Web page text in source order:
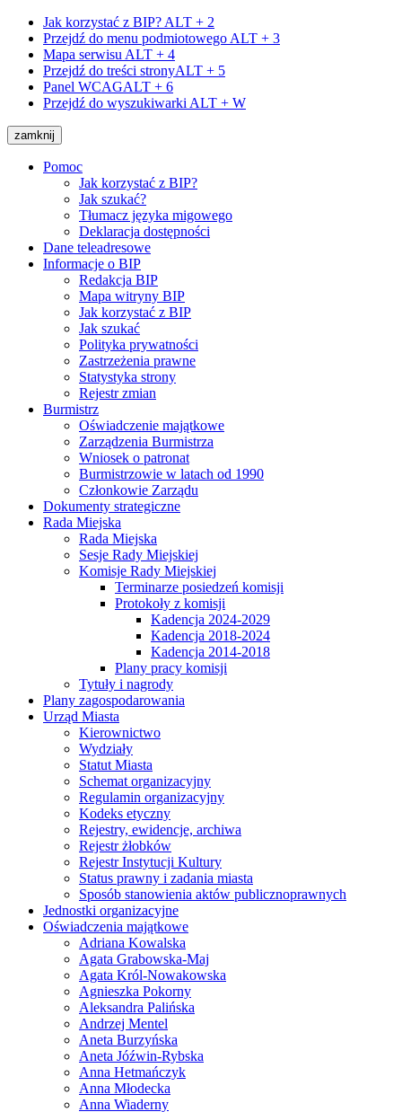
Jak korzystać z BIP? ALT + 2
Przejdź do menu podmiotowego ALT + 3
Mapa serwisu ALT + 4
Przejdź do treści stronyALT + 5
Panel WCAGALT + 6
Przejdź do wyszukiwarki ALT + W
zamknij
Pomoc
Jak korzystać z BIP?
Jak szukać?
Tłumacz języka migowego
Deklaracja dostępności
Dane teleadresowe
Informacje o BIP
Redakcja BIP
Mapa witryny BIP
Jak korzystać z BIP
Jak szukać
Polityka prywatności
Zastrzeżenia prawne
Statystyka strony
Rejestr zmian
Burmistrz
Oświadczenie majątkowe
Zarządzenia Burmistrza
Wniosek o patronat
Burmistrzowie w latach od 1990
Członkowie Zarządu
Dokumenty strategiczne
Rada Miejska
Rada Miejska
Sesje Rady Miejskiej
Komisje Rady Miejskiej
Terminarze posiedzeń komisji
Protokoły z komisji
Kadencja 2024-2029
Kadencja 2018-2024
Kadencja 2014-2018
Plany pracy komisji
Tytuły i nagrody
Plany zagospodarowania
Urząd Miasta
Kierownictwo
Wydziały
Statut Miasta
Schemat organizacyjny
Regulamin organizacyjny
Kodeks etyczny
Rejestry, ewidencje, archiwa
Rejestr żłobków
Rejestr Instytucji Kultury
Status prawny i zadania miasta
Sposób stanowienia aktów publicznoprawnych
Jednostki organizacyjne
Oświadczenia majątkowe
Adriana Kowalska
Agata Grabowska-Maj
Agata Król-Nowakowska
Agnieszka Pokorny
Aleksandra Palińska
Andrzej Mentel
Aneta Burzyńska
Aneta Jóźwin-Rybska
Anna Hetmańczyk
Anna Młodecka
Anna Wiaderny